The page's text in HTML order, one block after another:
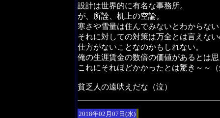
設計は世界的に有名な事務所。
が、所詮、机上の空論。
寒さや雪量は住んでみないとわからな
それに対しての対策は万全とは言えな
仕方がないことなのかもしれない。
俺の生涯賃金の数倍の価値があるとは
これにそれほどかかったとは驚き～～
貧乏人の遠吠えだな（泣）
2018年02月07日(水)